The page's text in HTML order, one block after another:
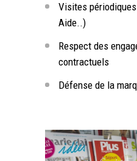
Visites
Aide..)
Respect des
contractuels
Défense de la